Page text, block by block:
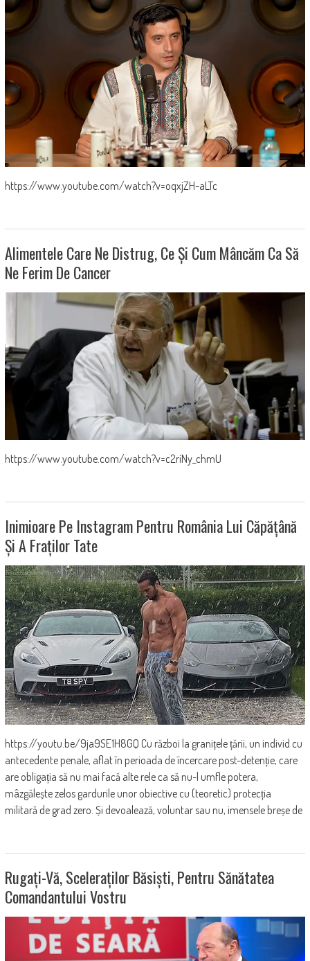
https://www.youtube.com/watch?v=oqxjZH-aLTc
Alimentele Care Ne Distrug, Ce Și Cum Mâncăm Ca Să
Ne Ferim De Cancer
https://www.youtube.com/watch?v=c2riNy_chmU
Inimioare Pe Instagram Pentru România Lui Căpățână
Și A Fraților Tate
https://youtu.be/9ja9SE1H8GQ Cu război la granițele țării, un individ cu
antecedente penale, aflat în perioada de încercare post-detenție, care
are obligația să nu mai facă alte rele ca să nu-l umfle potera,
mâzgălește zelos gardurile unor obiective cu (teoretic) protecția
militară de grad zero. Și devoalează, voluntar sau nu, imensele breșe de
Rugați-Vă, Sceleraților Băsiști, Pentru Sănătatea
Comandantului Vostru